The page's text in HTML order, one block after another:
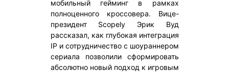
мобильный гейминг в рамках
полноценного кроссовера. Вице-
президент Scopely Эрик Вуд
рассказал, как глубокая интеграция
IP и сотрудничество с шоураннером
сериала позволили сформировать
абсолютно новый подход к игровым